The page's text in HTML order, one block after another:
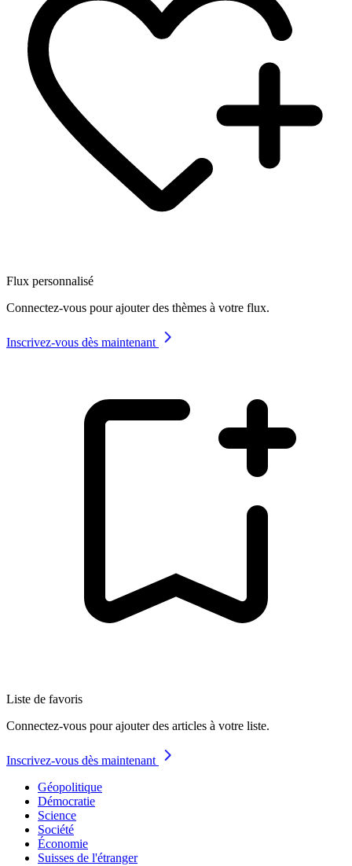
Flux personnalisé
Connectez-vous pour ajouter des thèmes à votre flux.
Inscrivez-vous dès maintenant
Liste de favoris
Connectez-vous pour ajouter des articles à votre liste.
Inscrivez-vous dès maintenant
Géopolitique
Démocratie
Science
Société
Économie
Suisses de l'étranger